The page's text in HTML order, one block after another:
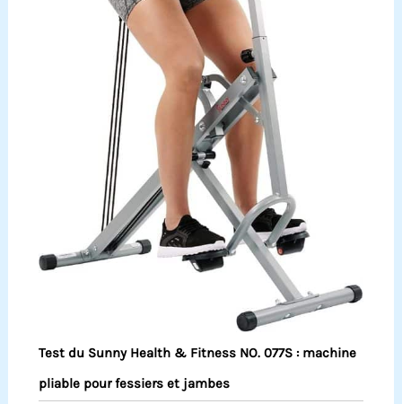
Test du Sunny Health & Fitness NO. 077S : machine
pliable pour fessiers et jambes